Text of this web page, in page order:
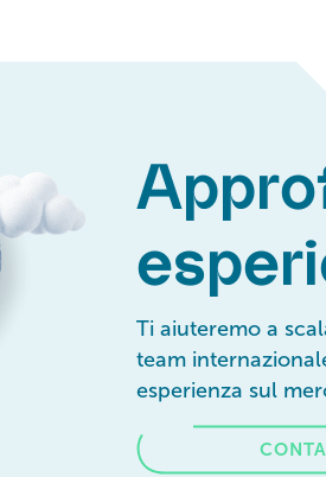
Ti aiuteremo a
team
esperienza sul